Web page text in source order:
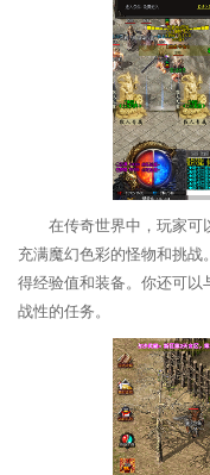
在传奇世界中，玩家可
充满魔幻色彩的怪物和挑
得经验值和装备。你还可以
战性的任务。